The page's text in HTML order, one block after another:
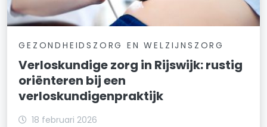
GEZONDHEIDSZORG EN WELZIJNSZORG
Verloskundige zorg in Rijswijk: rustig
oriënteren bij een
verloskundigenpraktijk
18 februari 2026